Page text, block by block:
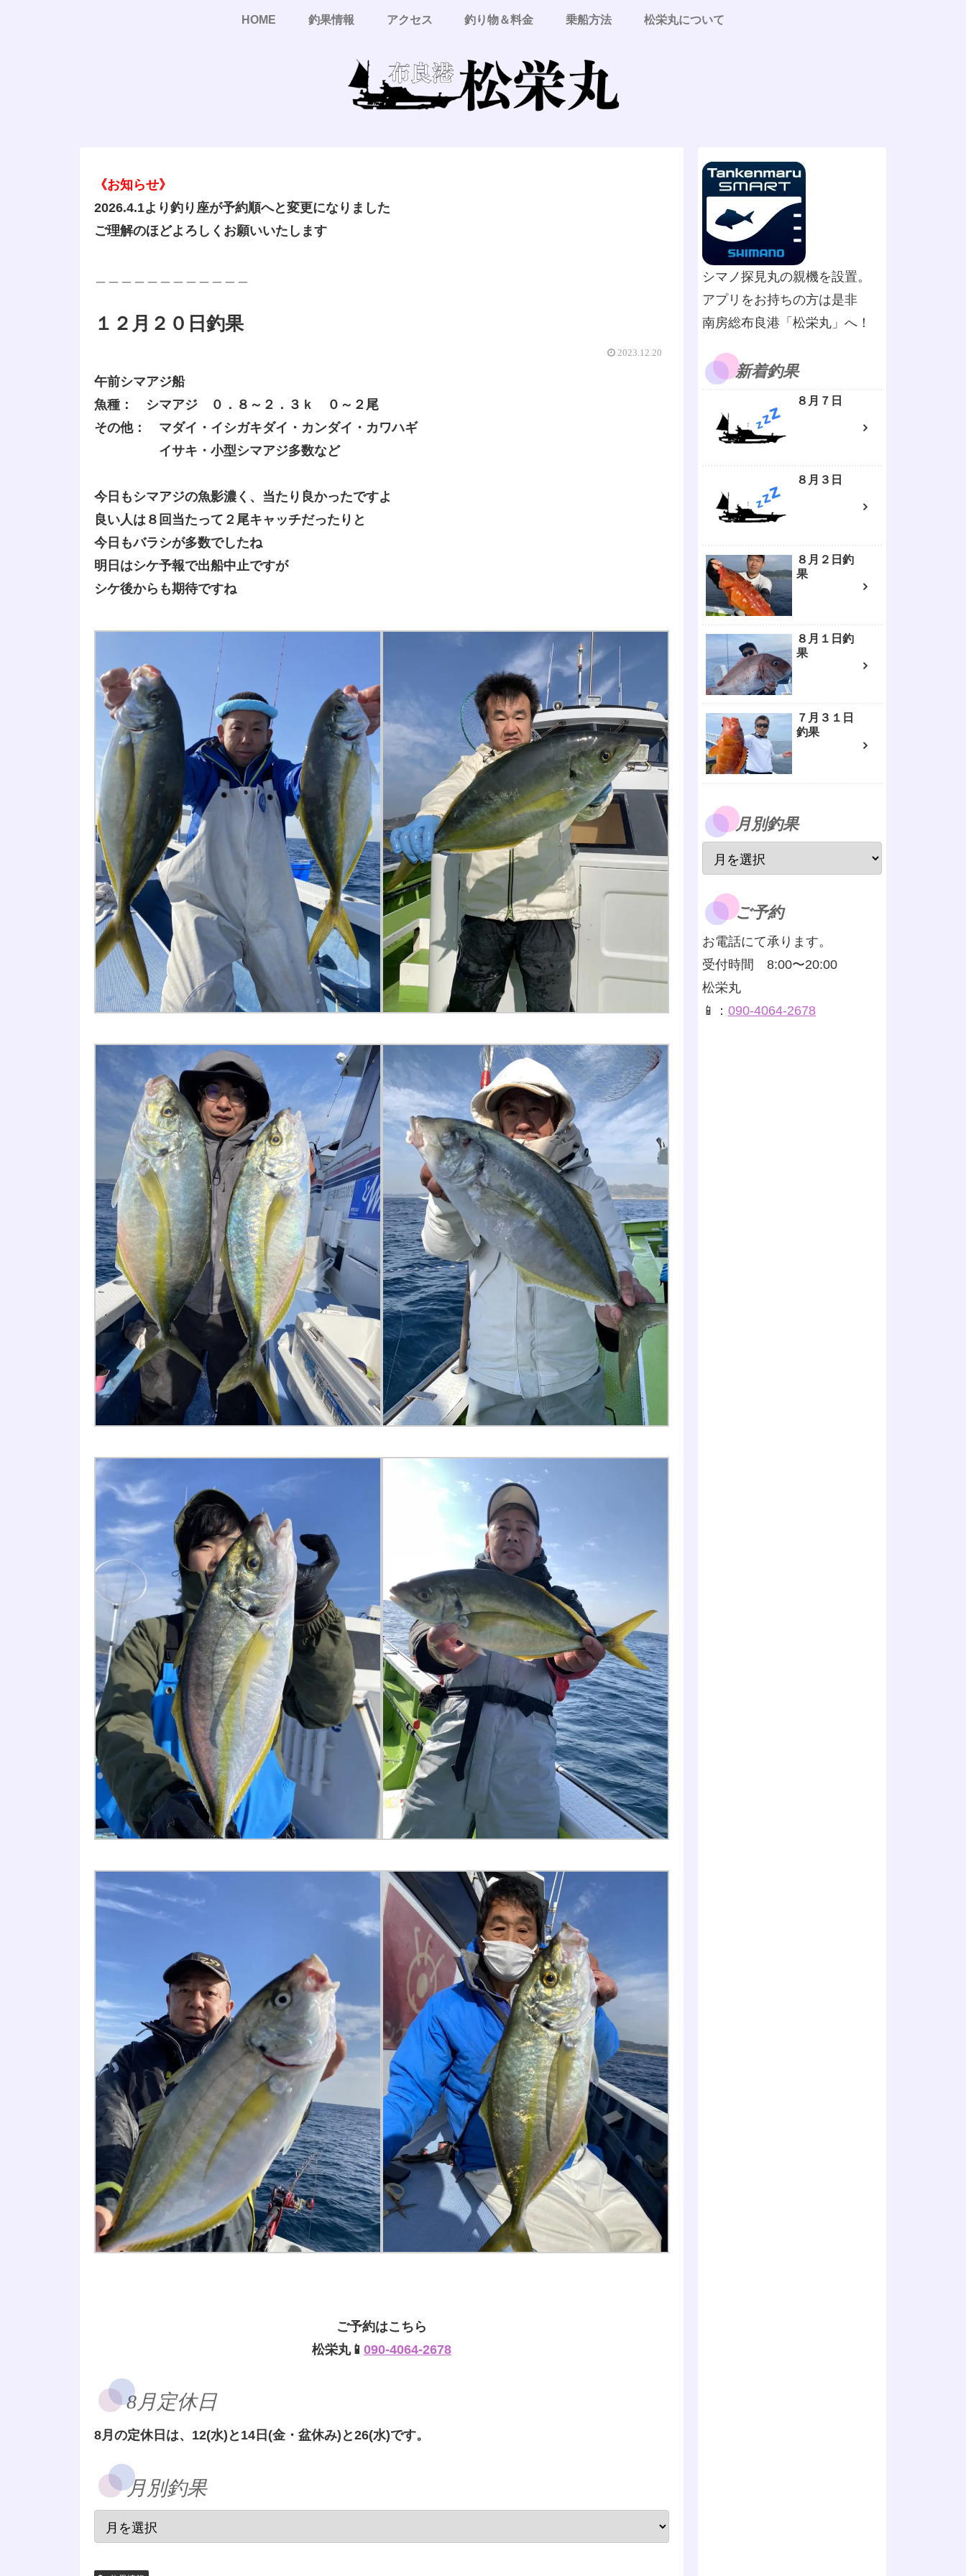
HOME 釣果情報 アクセス 釣り物＆料金 乗船方法 松栄丸について
《お知らせ》
2026.4.1より釣り座が予約順へと変更になりました
ご理解のほどよろしくお願いいたします
１２月２０日釣果
2023.12.20
午前シマアジ船
魚種： シマアジ ０．８～２．３ｋ ０～２尾
その他： マダイ・イシガキダイ・カンダイ・カワハギ
イサキ・小型シマアジ多数など
今日もシマアジの魚影濃く、当たり良かったですよ
良い人は８回当たって２尾キャッチだったりと
今日もバラシが多数でしたね
明日はシケ予報で出船中止ですが
シケ後からも期待ですね
ご予約はこちら
松栄丸📱 090-4064-2678
8月定休日
8月の定休日は、12(水)と14日(金・盆休み)と26(水)です。
月別釣果
シマノ探見丸の親機を設置。
アプリをお持ちの方は是非
南房総布良港「松栄丸」へ！
新着釣果
８月７日
８月３日
８月２日釣
果
８月１日釣
果
７月３１日
釣果
月別釣果
ご予約
お電話にて承ります。
受付時間 8:00〜20:00
松栄丸
📱： 090-4064-2678